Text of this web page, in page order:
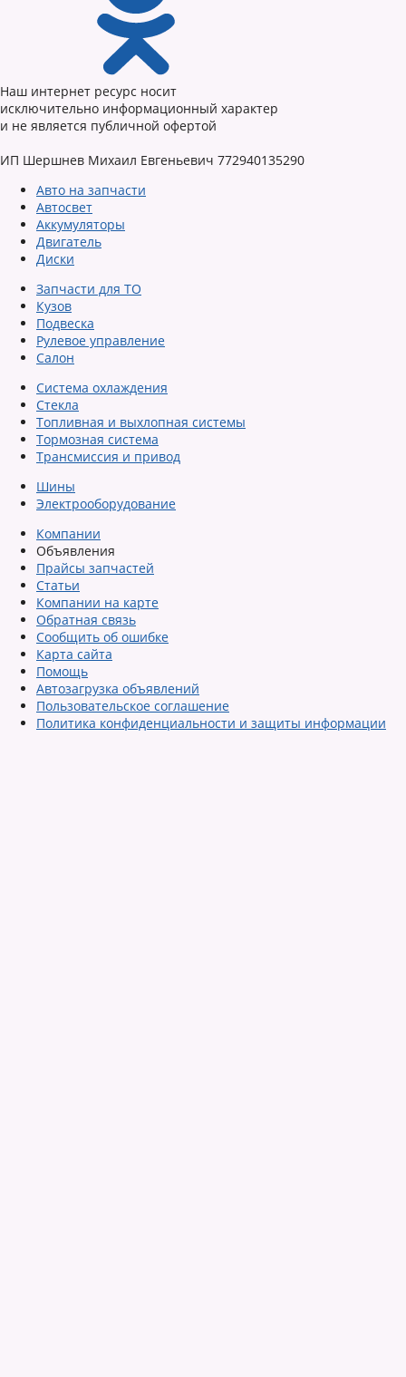
Наш интернет ресурс носит
исключительно информационный характер
и не является публичной офертой
ИП Шершнев Михаил Евгеньевич 772940135290
Авто на запчасти
Автосвет
Аккумуляторы
Двигатель
Диски
Запчасти для ТО
Кузов
Подвеска
Рулевое управление
Салон
Система охлаждения
Стекла
Топливная и выхлопная системы
Тормозная система
Трансмиссия и привод
Шины
Электрооборудование
Компании
Объявления
Прайсы запчастей
Статьи
Компании на карте
Обратная связь
Сообщить об ошибке
Карта сайта
Помощь
Автозагрузка объявлений
Пользовательское соглашение
Политика конфиденциальности и защиты информации